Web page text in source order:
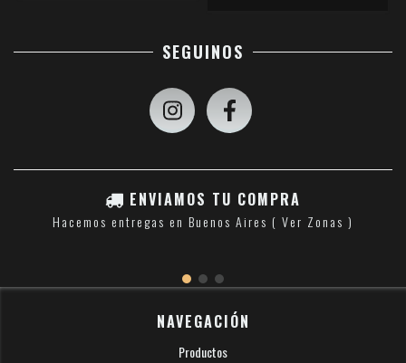
SEGUINOS
ENVIAMOS TU COMPRA
Hacemos entregas en Buenos Aires ( Ver Zonas )
NAVEGACIÓN
Productos